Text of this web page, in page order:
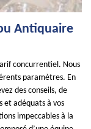
Antiquaire
concurrentiel. Nous
paramètres. En
des conseils, de
et adéquats à vos
impeccables à la